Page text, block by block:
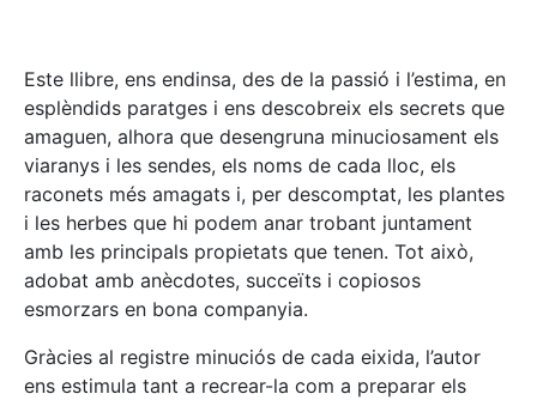
Este llibre, ens endinsa, des de la passió i l’estima, en
esplèndids paratges i ens descobreix els secrets que
amaguen, alhora que desengruna minuciosament els
viaranys i les sendes, els noms de cada lloc, els
raconets més amagats i, per descomptat, les plantes
i les herbes que hi podem anar trobant juntament
amb les principals propietats que tenen. Tot això,
adobat amb anècdotes, succeïts i copiosos
esmorzars en bona companyia.
Gràcies al registre minuciós de cada eixida, l’autor
ens estimula tant a recrear-la com a preparar els